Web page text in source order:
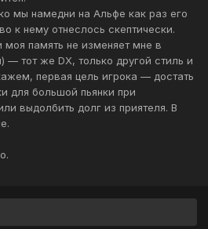
мы намедни на Альфе как раз его
к нему отнеслось скептически.
память не изменяет мне в
— тот же DX, только другой стиль и
первая цель игрока — достать
для большой пьянки при
выдолбить долг из приятеля. В